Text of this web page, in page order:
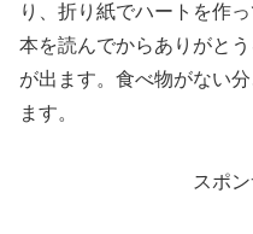
り、折り紙でハートを作
本を読んでからありがと
が出ます。食べ物がない
ます。
スポ